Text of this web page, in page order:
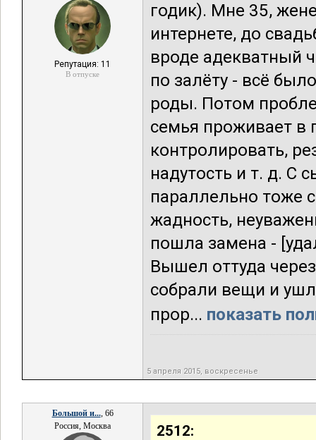
Репутация: 11
В отпуске
годик). Мне 35,
интернете, до
вроде адекватный
по залёту - всё
роды. Потом
семья проживает в
контролировать,
надутость и т. д. С
параллельно тоже
жадность,
пошла замена -
Вышел оттуда
собрали вещи и
прор... показать
5 апреля 2015, воскресенье
Большой и..., 66
Россия, Москва
2512: